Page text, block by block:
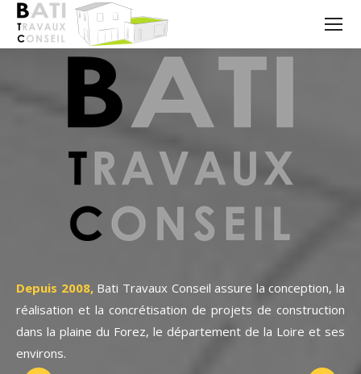
Depuis 2008, Bati Travaux Conseil assure la conception, la
réalisation et la concrétisation de projets de construction
dans la plaine du Forez, le département de la Loire et ses
environs.